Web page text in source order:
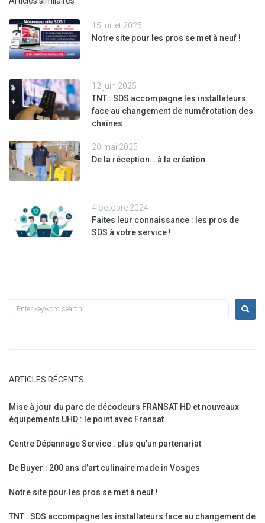
15 juillet 2025
Notre site pour les pros se met à neuf !
12 juin 2025
TNT : SDS accompagne les installateurs
face au changement de numérotation des
chaînes
20 mai 2025
De la réception… à la création
4 octobre 2024
Faites leur connaissance : les pros de
SDS à votre service !
ARTICLES RÉCENTS
Mise à jour du parc de décodeurs FRANSAT HD et nouveaux
équipements UHD : le point avec Fransat
Centre Dépannage Service : plus qu’un partenariat
De Buyer : 200 ans d’art culinaire made in Vosges
Notre site pour les pros se met à neuf !
TNT : SDS accompagne les installateurs face au changement de